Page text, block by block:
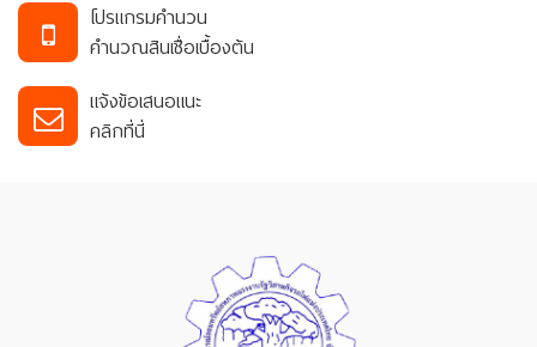
โปรแกรมคำนวน
คำนวณสินเชื่อเบื้องต้น
แจ้งข้อเสนอแนะ
คลิกที่นี่